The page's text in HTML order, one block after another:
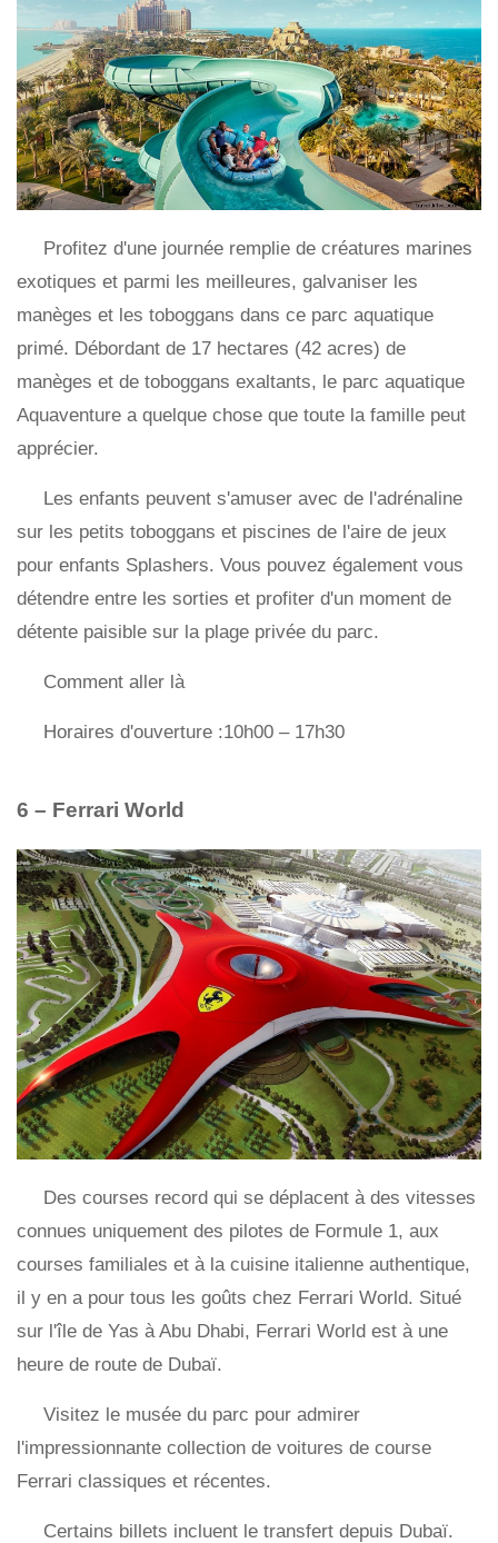
Profitez d'une journée remplie de créatures marines
exotiques et parmi les meilleures, galvaniser les
manèges et les toboggans dans ce parc aquatique
primé. Débordant de 17 hectares (42 acres) de
manèges et de toboggans exaltants, le parc aquatique
Aquaventure a quelque chose que toute la famille peut
apprécier.
Les enfants peuvent s'amuser avec de l'adrénaline
sur les petits toboggans et piscines de l'aire de jeux
pour enfants Splashers. Vous pouvez également vous
détendre entre les sorties et profiter d'un moment de
détente paisible sur la plage privée du parc.
Comment aller là
Horaires d'ouverture :10h00 – 17h30
6 – Ferrari World
Des courses record qui se déplacent à des vitesses
connues uniquement des pilotes de Formule 1, aux
courses familiales et à la cuisine italienne authentique,
il y en a pour tous les goûts chez Ferrari World. Situé
sur l'île de Yas à Abu Dhabi, Ferrari World est à une
heure de route de Dubaï.
Visitez le musée du parc pour admirer
l'impressionnante collection de voitures de course
Ferrari classiques et récentes.
Certains billets incluent le transfert depuis Dubaï.